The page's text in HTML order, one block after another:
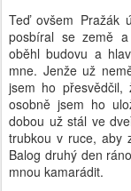
Teď ovšem Pražák
posbíral se země a
oběhl budovu a
mne. Jenže už
jsem ho
osobně jsem ho
dobou už stál ve
trubkou v ruce, aby
Balog druhý den
mnou kamarádit.